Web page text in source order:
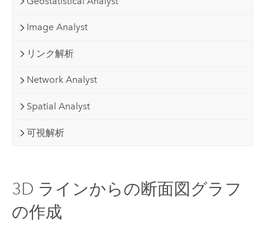
Image Analyst
リンク解析
Network Analyst
Spatial Analyst
可視解析
3D ラインからの断面図グラフ
の作成